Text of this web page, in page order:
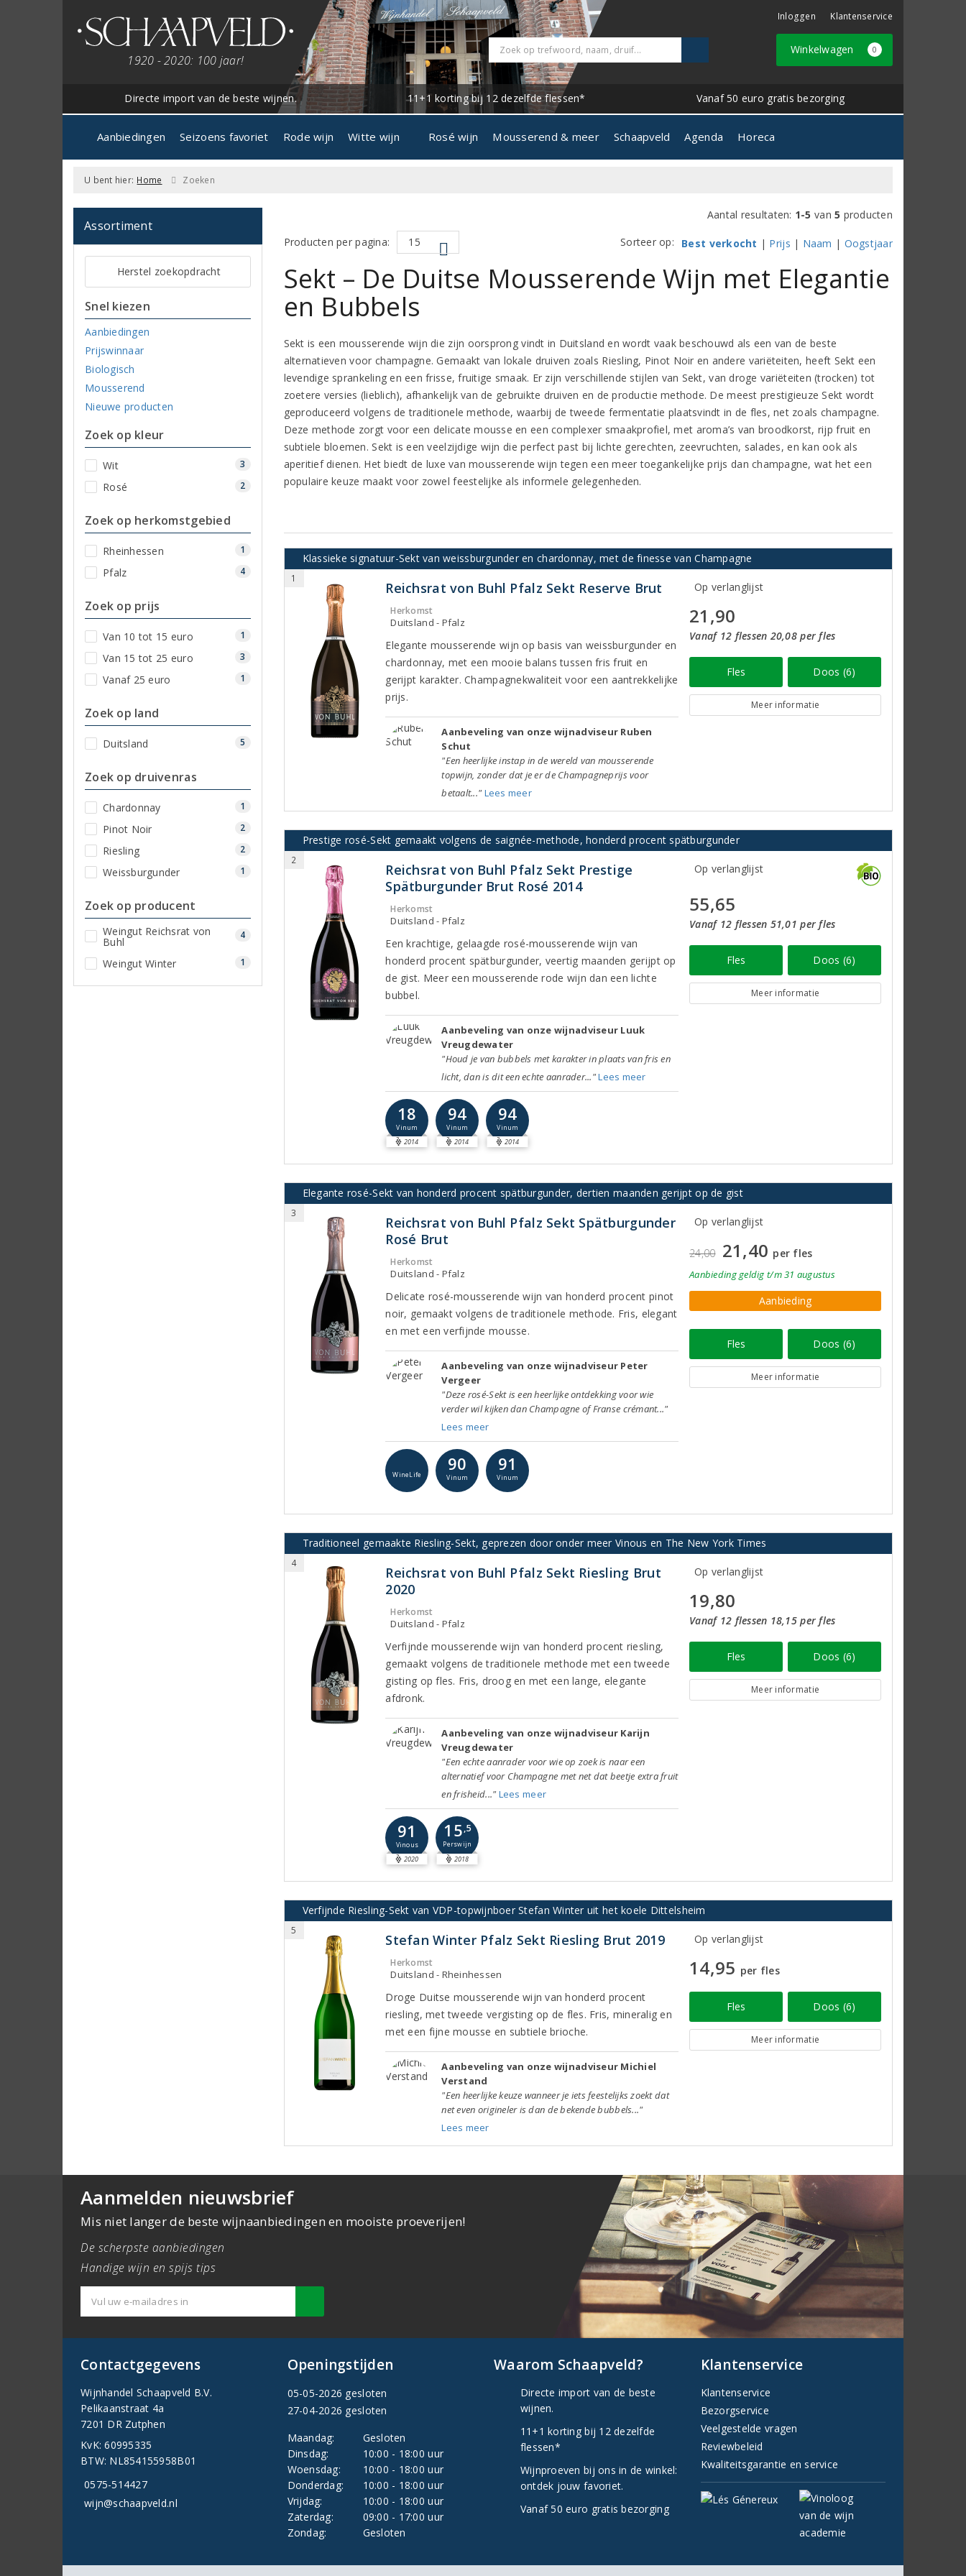
1920 - 2020: 100 jaar!
Inloggen Klantenservice
Winkelwagen 0
Directe import van de beste wijnen. 11+1 korting bij 12 dezelfde flessen* Vanaf 50 euro gratis bezorging
Aanbiedingen Seizoens favoriet Rode wijn Witte wijn Rosé wijn Mousserend & meer Schaapveld Agenda Horeca
U bent hier: Home Zoeken
Assortiment
Herstel zoekopdracht
Snel kiezen
Aanbiedingen
Prijswinnaar
Biologisch
Mousserend
Nieuwe producten
Zoek op kleur
Wit 3
Rosé 2
Zoek op herkomstgebied
Rheinhessen 1
Pfalz 4
Zoek op prijs
Van 10 tot 15 euro 1
Van 15 tot 25 euro 3
Vanaf 25 euro 1
Zoek op land
Duitsland 5
Zoek op druivenras
Chardonnay 1
Pinot Noir 2
Riesling 2
Weissburgunder 1
Zoek op producent
Weingut Reichsrat von
Buhl
4
Weingut Winter 1
Aantal resultaten: 1-5 van5 producten
Producten per pagina:
Sorteer op: Best verkocht | Prijs | Naam | Oogstjaar
Sekt – De Duitse Mousserende Wijn met Elegantie
en Bubbels
Sekt is een mousserende wijn die zijn oorsprong vindt in Duitsland en wordt vaak beschouwd als een van de beste
alternatieven voor champagne. Gemaakt van lokale druiven zoals Riesling, Pinot Noir en andere variëteiten, heeft Sekt een
levendige sprankeling en een frisse, fruitige smaak. Er zijn verschillende stijlen van Sekt, van droge variëteiten (trocken) tot
zoetere versies (lieblich), afhankelijk van de gebruikte druiven en de productie methode. De meest prestigieuze Sekt wordt
geproduceerd volgens de traditionele methode, waarbij de tweede fermentatie plaatsvindt in de fles, net zoals champagne.
Deze methode zorgt voor een delicate mousse en een complexer smaakprofiel, met aroma’s van broodkorst, rijp fruit en
subtiele bloemen. Sekt is een veelzijdige wijn die perfect past bij lichte gerechten, zeevruchten, salades, en kan ook als
aperitief dienen. Het biedt de luxe van mousserende wijn tegen een meer toegankelijke prijs dan champagne, wat het een
populaire keuze maakt voor zowel feestelijke als informele gelegenheden.
Klassieke signatuur-Sekt van weissburgunder en chardonnay, met de finesse van Champagne
1
Reichsrat von Buhl Pfalz Sekt Reserve Brut
Herkomst
Duitsland - Pfalz
Elegante mousserende wijn op basis van weissburgunder en
chardonnay, met een mooie balans tussen fris fruit en
gerijpt karakter. Champagnekwaliteit voor een aantrekkelijke
prijs.
Aanbeveling van onze wijnadviseur Ruben
Schut
"Een heerlijke instap in de wereld van mousserende
topwijn, zonder dat je er de Champagneprijs voor
betaalt..." Lees meer
Op verlanglijst
21,90
Vanaf 12 flessen 20,08 per fles
Fles Doos (6)
Meer informatie
Prestige rosé-Sekt gemaakt volgens de saignée-methode, honderd procent spätburgunder
2
Reichsrat von Buhl Pfalz Sekt Prestige
Spätburgunder Brut Rosé 2014
Herkomst
Duitsland - Pfalz
Een krachtige, gelaagde rosé-mousserende wijn van
honderd procent spätburgunder, veertig maanden gerijpt op
de gist. Meer een mousserende rode wijn dan een lichte
bubbel.
Aanbeveling van onze wijnadviseur Luuk
Vreugdewater
"Houd je van bubbels met karakter in plaats van fris en
licht, dan is dit een echte aanrader..."Lees meer
18
Vinum
2014
94
Vinum
2014
94
Vinum
2014
Op verlanglijst
55,65
Vanaf 12 flessen 51,01 per fles
Fles Doos (6)
Meer informatie
Elegante rosé-Sekt van honderd procent spätburgunder, dertien maanden gerijpt op de gist
3
Reichsrat von Buhl Pfalz Sekt Spätburgunder
Rosé Brut
Herkomst
Duitsland - Pfalz
Delicate rosé-mousserende wijn van honderd procent pinot
noir, gemaakt volgens de traditionele methode. Fris, elegant
en met een verfijnde mousse.
Aanbeveling van onze wijnadviseur Peter
Vergeer
"Deze rosé-Sekt is een heerlijke ontdekking voor wie
verder wil kijken dan Champagne of Franse crémant..."
Lees meer
WineLife
90
Vinum
91
Vinum
Op verlanglijst
24,00 21,40 per fles
Aanbiedinggeldig t/m 31 augustus
Aanbieding
Fles Doos (6)
Meer informatie
Traditioneel gemaakte Riesling-Sekt, geprezen door onder meer Vinous en The New York Times
4
Reichsrat von Buhl Pfalz Sekt Riesling Brut
2020
Herkomst
Duitsland - Pfalz
Verfijnde mousserende wijn van honderd procent riesling,
gemaakt volgens de traditionele methode met een tweede
gisting op fles. Fris, droog en met een lange, elegante
afdronk.
Aanbeveling van onze wijnadviseur Karijn
Vreugdewater
"Een echte aanrader voor wie op zoek is naar een
alternatief voor Champagne met net dat beetje extra fruit
en frisheid..." Lees meer
91
Vinous
2020
15,5
Perswijn
2018
Op verlanglijst
19,80
Vanaf 12 flessen 18,15 per fles
Fles Doos (6)
Meer informatie
Verfijnde Riesling-Sekt van VDP-topwijnboer Stefan Winter uit het koele Dittelsheim
5
Stefan Winter Pfalz Sekt Riesling Brut 2019
Herkomst
Duitsland - Rheinhessen
Droge Duitse mousserende wijn van honderd procent
riesling, met tweede vergisting op de fles. Fris, mineralig en
met een fijne mousse en subtiele brioche.
Aanbeveling van onze wijnadviseur Michiel
Verstand
"Een heerlijke keuze wanneer je iets feestelijks zoekt dat
net even origineler is dan de bekende bubbels..."
Lees meer
Op verlanglijst
14,95 per fles
Fles Doos (6)
Meer informatie
Aanmelden nieuwsbrief
Mis niet langer de beste wijnaanbiedingen en mooiste proeverijen!
De scherpste aanbiedingen
Handige wijn en spijs tips
Contactgegevens
Wijnhandel Schaapveld B.V.
Pelikaanstraat 4a
7201 DR Zutphen
KvK: 60995335
BTW: NL854155958B01
0575-514427
wijn@schaapveld.nl
Openingstijden
05-05-2026 gesloten
27-04-2026 gesloten
Maandag:
Gesloten
Dinsdag:
10:00 - 18:00 uur
Woensdag:
10:00 - 18:00 uur
Donderdag:
10:00 - 18:00 uur
Vrijdag:
10:00 - 18:00 uur
Zaterdag:
09:00 - 17:00 uur
Zondag:
Gesloten
Waarom Schaapveld?
Directe import van de beste
wijnen.
11+1 korting bij 12 dezelfde
flessen*
Wijnproeven bij ons in de winkel:
ontdek jouw favoriet.
Vanaf 50 euro gratis bezorging
Klantenservice
Klantenservice
Bezorgservice
Veelgestelde vragen
Reviewbeleid
Kwaliteitsgarantie en service